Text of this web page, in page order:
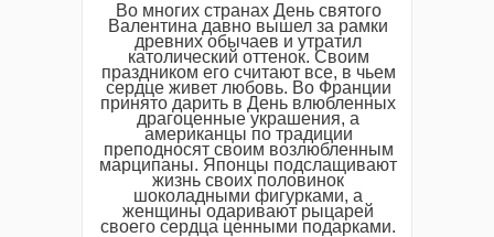
Во многих странах День святого
Валентина давно вышел за рамки
древних обычаев и утратил
католический оттенок. Своим
праздником его считают все, в чьем
сердце живет любовь. Во Франции
принято дарить в День влюбленных
драгоценные украшения, а
американцы по традиции
преподносят своим возлюбленным
марципаны. Японцы подслащивают
жизнь своих половинок
шоколадными фигурками, а
женщины одаривают рыцарей
своего сердца ценными подарками.